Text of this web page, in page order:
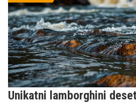
Unikatni lamborghini